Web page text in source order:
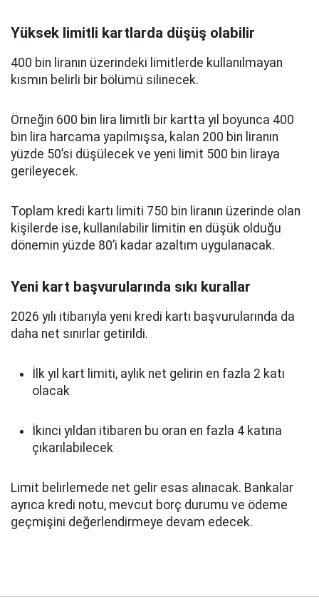
Yüksek limitli kartlarda düşüş olabilir
400 bin liranın üzerindeki limitlerde kullanılmayan
kısmın belirli bir bölümü silinecek.
Örneğin 600 bin lira limitli bir kartta yıl boyunca 400
bin lira harcama yapılmışsa, kalan 200 bin liranın
yüzde 50’si düşülecek ve yeni limit 500 bin liraya
gerileyecek.
Toplam kredi kartı limiti 750 bin liranın üzerinde olan
kişilerde ise, kullanılabilir limitin en düşük olduğu
dönemin yüzde 80’i kadar azaltım uygulanacak.
Yeni kart başvurularında sıkı kurallar
2026 yılı itibarıyla yeni kredi kartı başvurularında da
daha net sınırlar getirildi.
İlk yıl kart limiti, aylık net gelirin en fazla 2 katı
olacak
İkinci yıldan itibaren bu oran en fazla 4 katına
çıkarılabilecek
Limit belirlemede net gelir esas alınacak. Bankalar
ayrıca kredi notu, mevcut borç durumu ve ödeme
geçmişini değerlendirmeye devam edecek.